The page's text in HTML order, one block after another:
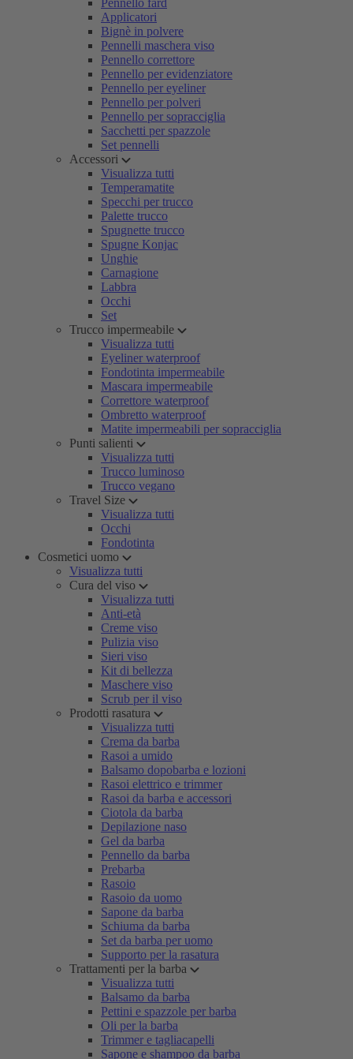
Pennello fard
Applicatori
Bignè in polvere
Pennelli maschera viso
Pennello correttore
Pennello per evidenziatore
Pennello per eyeliner
Pennello per polveri
Pennello per sopracciglia
Sacchetti per spazzole
Set pennelli
Accessori
Visualizza tutti
Temperamatite
Specchi per trucco
Palette trucco
Spugnette trucco
Spugne Konjac
Unghie
Carnagione
Labbra
Occhi
Set
Trucco impermeabile
Visualizza tutti
Eyeliner waterproof
Fondotinta impermeabile
Mascara impermeabile
Correttore waterproof
Ombretto waterproof
Matite impermeabili per sopracciglia
Punti salienti
Visualizza tutti
Trucco luminoso
Trucco vegano
Travel Size
Visualizza tutti
Occhi
Fondotinta
Cosmetici uomo
Visualizza tutti
Cura del viso
Visualizza tutti
Anti-età
Creme viso
Pulizia viso
Sieri viso
Kit di bellezza
Maschere viso
Scrub per il viso
Prodotti rasatura
Visualizza tutti
Crema da barba
Rasoi a umido
Balsamo dopobarba e lozioni
Rasoi elettrico e trimmer
Rasoi da barba e accessori
Ciotola da barba
Depilazione naso
Gel da barba
Pennello da barba
Prebarba
Rasoio
Rasoio da uomo
Sapone da barba
Schiuma da barba
Set da barba per uomo
Supporto per la rasatura
Trattamenti per la barba
Visualizza tutti
Balsamo da barba
Pettini e spazzole per barba
Oli per la barba
Trimmer e tagliacapelli
Sapone e shampoo da barba